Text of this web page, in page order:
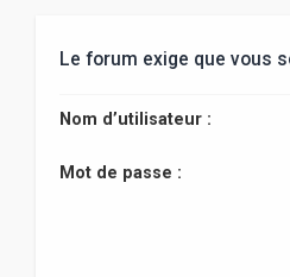
Le forum exige que vous
Nom d’utilisateur :
Mot de passe :